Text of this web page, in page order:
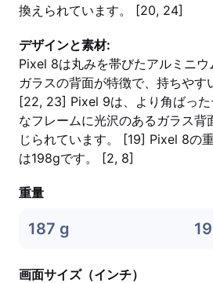
換えられています。 [20, 24]
デザインと素材:
Pixel 8は丸みを帯びたアルミニウ
ガラスの背面が特徴で、持ちやす
[22, 23] Pixel 9は、より角ばった
なフレームに光沢のあるガラス背
じられています。 [19] Pixel 8の
は198gです。 [2, 8]
重量
187 g
画面サイズ（インチ）